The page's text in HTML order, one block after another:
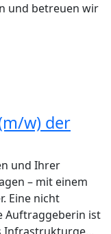
und betreuen wir
w) der
und Ihrer
– mit einem
Eine nicht
Auftraggeberin ist